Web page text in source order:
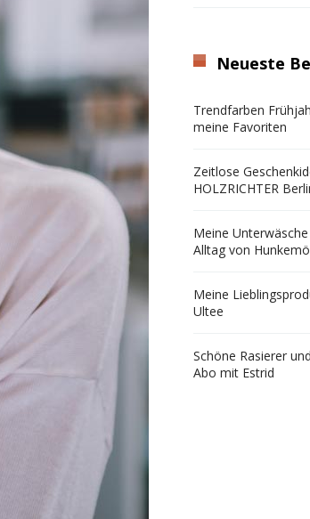
Neueste
Trendfarben
meine Favoriten
Zeitlose
HOLZRICHTER
Meine
Alltag von
Meine
Ultee
Schöne Rasierer
Abo mit Estrid